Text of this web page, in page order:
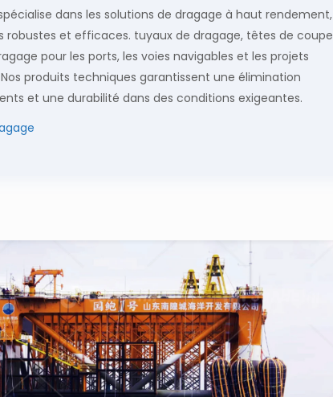
dans les solutions de dragage à haut rendement,
robustes et efficaces. tuyaux de dragage, têtes de coupe
pour les ports, les voies navigables et les projets
produits techniques garantissent une élimination
et une durabilité dans des conditions exigeantes.